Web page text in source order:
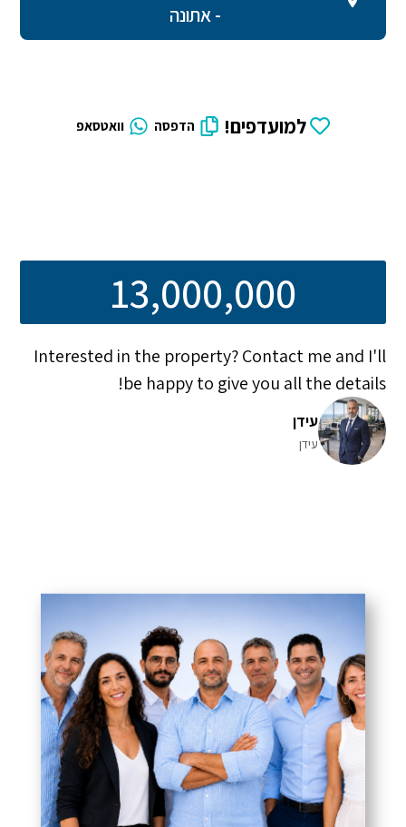
- אתונה
למועדפים! הדפסה וואטסאפ
13,000,000
Interested in the property? Contact me and I'll
be happy to give you all the details!
עידן
עידן